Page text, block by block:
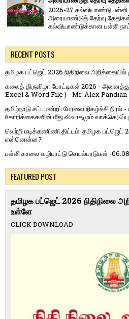
2026-27 கல்வியாண்டு பள்ளி
அரையாண்டுத் தேர்வு
கல்வியாண்டுக்கான பள்ளி
RECENT POSTS
தமிழக பட்ஜெட் 2026 நிதிநிலை
கலைத் திருவிழா போட்டிகள் 2026 -
Excel & Word File ) - Mr. Alex Pandian
தமிழ்நாடு சட்டமன்றப் பேரவை நிகழ்ச்சி
கோரிக்கைகளின் மீது விவாதமும்
வெற்றி மடிக்கணிணி திட்டம்: தமிழக பட்ஜெட்
என்னென்ன?
பள்ளி காலை வழிபாட்டு செயல்பாடுகள் -
FEATURED POST
தமிழக பட்ஜெட் 2026 நிதிநிலை
உள்ளே
CLICK DOWNLOAD